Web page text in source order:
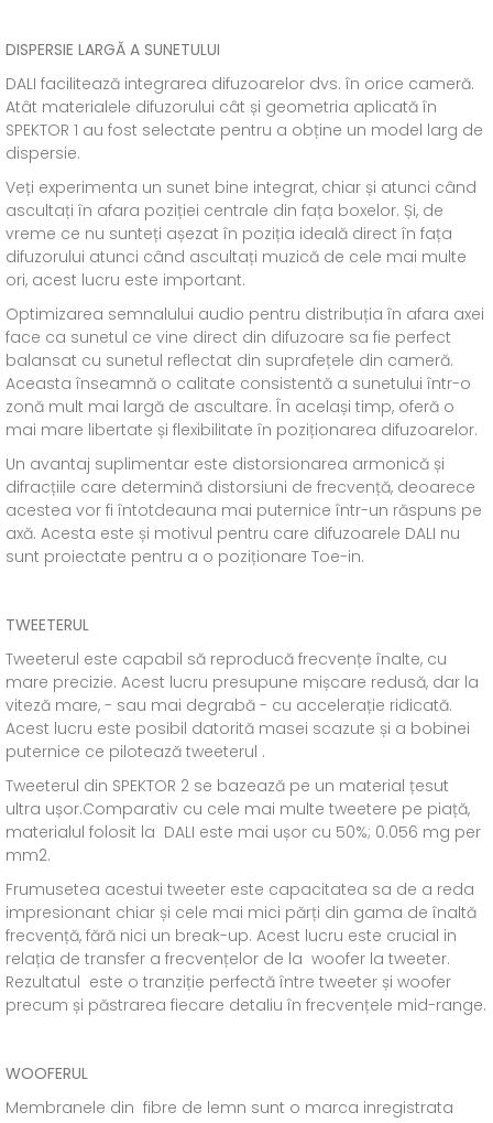
DISPERSIE LARGĂ A SUNETULUI
DALI facilitează integrarea difuzoarelor dvs. în orice cameră.
Atât materialele difuzorului cât și geometria aplicată în
SPEKTOR 1 au fost selectate pentru a obține un model larg de
dispersie.
Veți experimenta un sunet bine integrat, chiar și atunci când
ascultați în afara poziției centrale din fața boxelor. Și, de
vreme ce nu sunteți așezat în poziția ideală direct în fața
difuzorului atunci când ascultați muzică de cele mai multe
ori, acest lucru este important.
Optimizarea semnalului audio pentru distribuția în afara axei
face ca sunetul ce vine direct din difuzoare sa fie perfect
balansat cu sunetul reflectat din suprafețele din cameră.
Aceasta înseamnă o calitate consistentă a sunetului într-o
zonă mult mai largă de ascultare. În același timp, oferă o
mai mare libertate și flexibilitate în poziționarea difuzoarelor.
Un avantaj suplimentar este distorsionarea armonică și
difracțiile care determină distorsiuni de frecvență, deoarece
acestea vor fi întotdeauna mai puternice într-un răspuns pe
axă. Acesta este și motivul pentru care difuzoarele DALI nu
sunt proiectate pentru a o poziționare Toe-in.
TWEETERUL
Tweeterul este capabil să reproducă frecvențe înalte, cu
mare precizie. Acest lucru presupune mișcare redusă, dar la
viteză mare, - sau mai degrabă - cu accelerație ridicată.
Acest lucru este posibil datorită masei scazute și a bobinei
puternice ce pilotează tweeterul .
Tweeterul din SPEKTOR 2 se bazează pe un material țesut
ultra ușor.Comparativ cu cele mai multe tweetere pe piață,
materialul folosit la DALI este mai ușor cu 50%; 0.056 mg per
mm2.
Frumusetea acestui tweeter este capacitatea sa de a reda
impresionant chiar și cele mai mici părți din gama de înaltă
frecvență, fără nici un break-up. Acest lucru este crucial in
relația de transfer a frecvențelor de la woofer la tweeter.
Rezultatul este o tranziție perfectă între tweeter și woofer
precum și păstrarea fiecare detaliu în frecvențele mid-range.
WOOFERUL
Membranele din fibre de lemn sunt o marca inregistrata